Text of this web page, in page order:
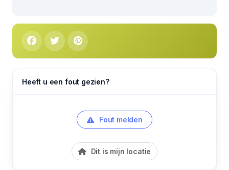
Heeft u een fout gezien?
Fout melden
Dit is mijn locatie